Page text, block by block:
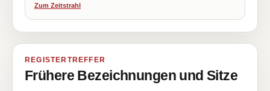
Zum Zeitstrahl
REGISTERTREFFER
Frühere Bezeichnungen und Sitze